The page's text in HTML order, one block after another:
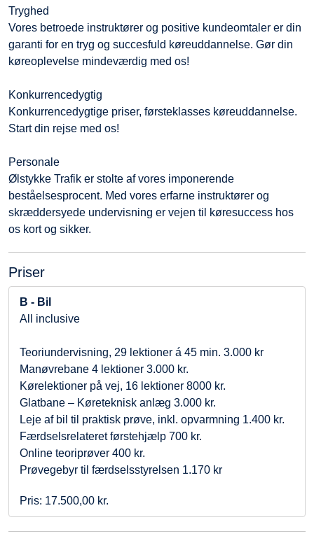
Tryghed
Vores betroede instruktører og positive kundeomtaler er din
garanti for en tryg og succesfuld køreuddannelse. Gør din
køreoplevelse mindeværdig med os!
Konkurrencedygtig
Konkurrencedygtige priser, førsteklasses køreuddannelse.
Start din rejse med os!
Personale
Ølstykke Trafik er stolte af vores imponerende
beståelsesprocent. Med vores erfarne instruktører og
skræddersyede undervisning er vejen til køresuccess hos
os kort og sikker.
Priser
B - Bil
All inclusive
Teoriundervisning, 29 lektioner á 45 min. 3.000 kr
Manøvrebane 4 lektioner 3.000 kr.
Kørelektioner på vej, 16 lektioner 8000 kr.
Glatbane – Køreteknisk anlæg 3.000 kr.
Leje af bil til praktisk prøve, inkl. opvarmning 1.400 kr.
Færdselsrelateret førstehjælp 700 kr.
Online teoriprøver 400 kr.
Prøvegebyr til færdselsstyrelsen 1.170 kr
Pris: 17.500,00 kr.